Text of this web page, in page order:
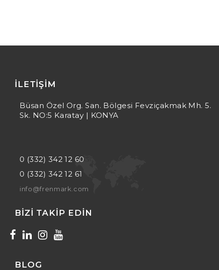
İLETIŞIM
Büsan Özel Org. San. Bölgesi Fevziçakmak Mh. 5.
Sk. NO:5 Karatay | KONYA
0 (332) 342 12 60
0 (332) 342 12 61
info@frenmark.com
BIZI TAKIP EDIN
BLOG